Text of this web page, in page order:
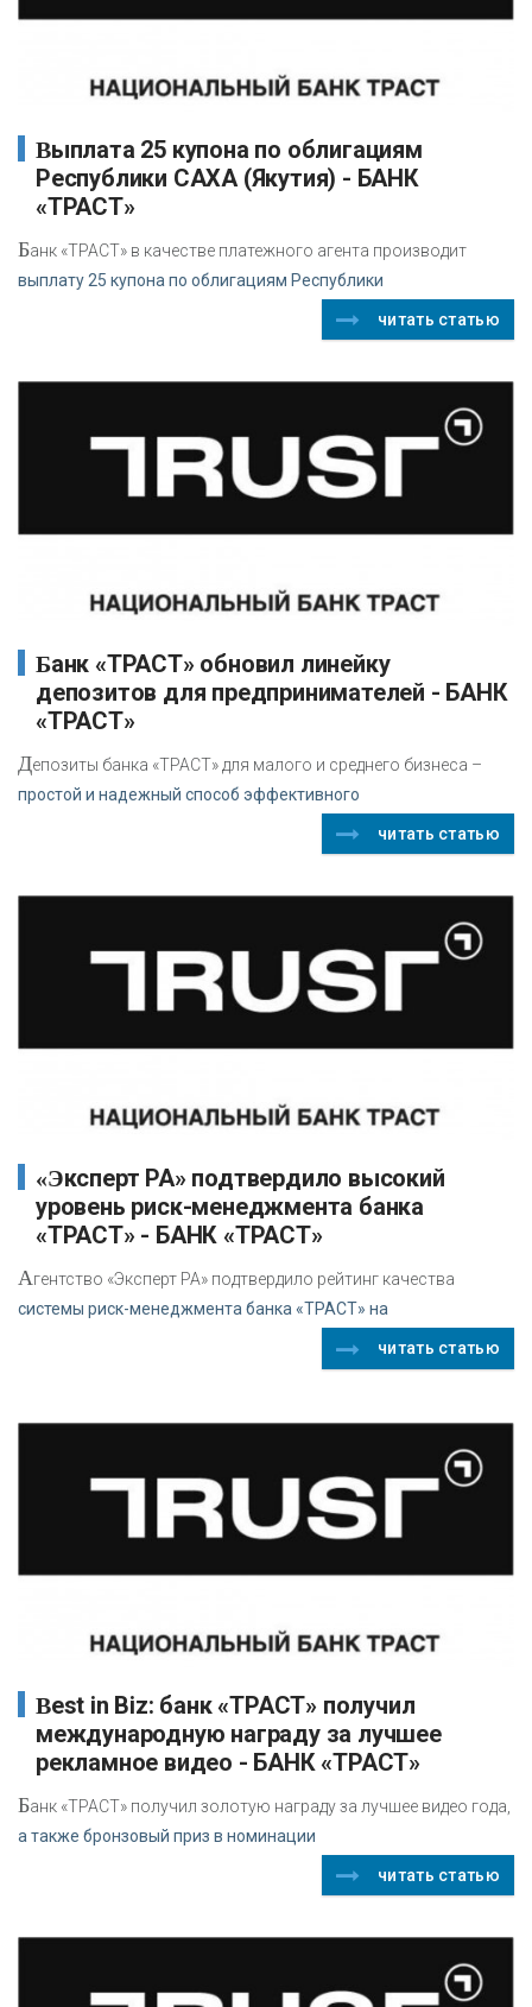
Выплата 25 купона по облигациям
Республики САХА (Якутия) - БАНК
«ТРАСТ»
Банк «ТРАСТ» в качестве платежного агента производит
выплату 25 купона по облигациям Республики
читать статью
Банк «ТРАСТ» обновил линейку
депозитов для предпринимателей - БАНК
«ТРАСТ»
Депозиты банка «ТРАСТ» для малого и среднего бизнеса –
простой и надежный способ эффективного
читать статью
«Эксперт РА» подтвердило высокий
уровень риск-менеджмента банка
«ТРАСТ» - БАНК «ТРАСТ»
Агентство «Эксперт РА» подтвердило рейтинг качества
системы риск-менеджмента банка «ТРАСТ» на
читать статью
Best in Biz: банк «ТРАСТ» получил
международную награду за лучшее
рекламное видео - БАНК «ТРАСТ»
Банк «ТРАСТ» получил золотую награду за лучшее видео года,
а также бронзовый приз в номинации
читать статью